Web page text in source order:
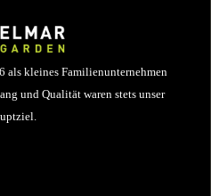
als kleines Familienunternehmen
und Qualität waren stets unser